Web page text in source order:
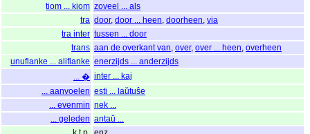
tiom ... kiom zoveel ... als
tra door, door ... heen doorheen via
tra inter tussen ... door
trans aan de overkant van over, over ... heen overheen
unuflanke ... aliflanke enerzijds ... anderzijds
... � inter ... kaj
... aanvoelen esti ... laŭtuŝe
... evenmin nek ...
... geleden antaŭ ...